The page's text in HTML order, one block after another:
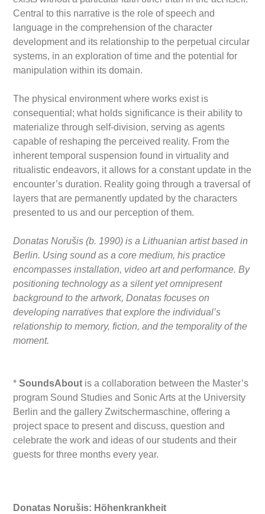
Central to this narrative is the role of speech and
language in the comprehension of the character
development and its relationship to the perpetual circular
systems, in an exploration of time and the potential for
manipulation within its domain.
The physical environment where works exist is
consequential; what holds significance is their ability to
materialize through self-division, serving as agents
capable of reshaping the perceived reality. From the
inherent temporal suspension found in virtuality and
ritualistic endeavors, it allows for a constant update in the
encounter’s duration. Reality going through a traversal of
layers that are permanently updated by the characters
presented to us and our perception of them.
Donatas Norušis (b. 1990) is a Lithuanian artist based in
Berlin. Using sound as a core medium, his practice
encompasses installation, video art and performance. By
positioning technology as a silent yet omnipresent
background to the artwork, Donatas focuses on
developing narratives that explore the individual’s
relationship to memory, fiction, and the temporality of the
moment.
*SoundsAbout is a collaboration between the Master’s
program Sound Studies and Sonic Arts at the University
Berlin and the gallery Zwitschermaschine, offering a
project space to present and discuss, question and
celebrate the work and ideas of our students and their
guests for three months every year.
Donatas Norušis: Höhenkrankheit